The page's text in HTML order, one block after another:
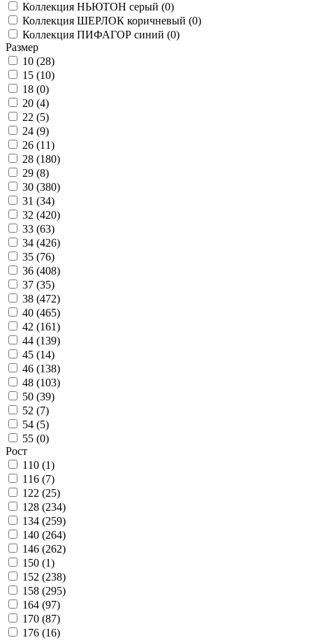
Коллекция НЬЮТОН серый (0)
Коллекция ШЕРЛОК коричневый (0)
Коллекция ПИФАГОР синий (0)
Размер
10 (28)
15 (10)
18 (0)
20 (4)
22 (5)
24 (9)
26 (11)
28 (180)
29 (8)
30 (380)
31 (34)
32 (420)
33 (63)
34 (426)
35 (76)
36 (408)
37 (35)
38 (472)
40 (465)
42 (161)
44 (139)
45 (14)
46 (138)
48 (103)
50 (39)
52 (7)
54 (5)
55 (0)
Рост
110 (1)
116 (7)
122 (25)
128 (234)
134 (259)
140 (264)
146 (262)
150 (1)
152 (238)
158 (295)
164 (97)
170 (87)
176 (16)